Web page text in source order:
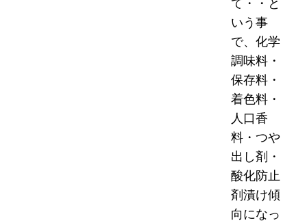
て・・と
いう事
で、化学
調味料・
保存料・
着色料・
人口香
料・つや
出し剤・
酸化防止
剤漬け傾
向になっ